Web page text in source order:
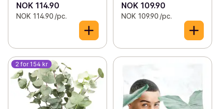
NOK 114.90
NOK 114.90 /pc.
NOK 109.90
NOK 109.90 /pc.
2 for 154 kr